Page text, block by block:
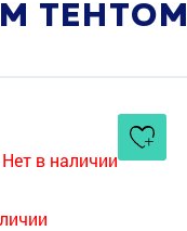
ТЕНТОМ
Нет в наличии